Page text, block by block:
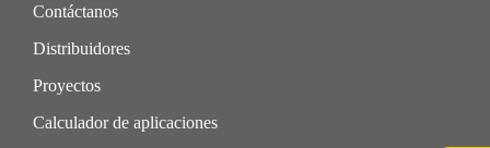
Contáctanos
Distribuidores
Proyectos
Calculador de aplicaciones